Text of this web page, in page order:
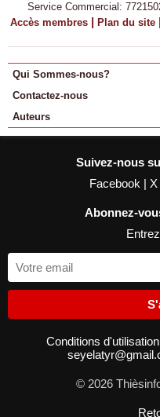
Service Commercial:
Accès membres | Plan du site |
Qui Sommes-nous?
Contactez-nous
Auteurs
Suivez-nous
Facebook |
Abonnez-
Conditions d'utilisation
© 2026